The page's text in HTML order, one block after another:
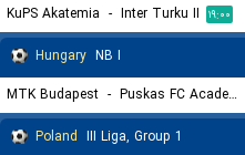
KuPS Akatemia - Inter Turku II ۱۹:۰۰
Hungary NB I
MTK Budapest - Puskas FC Academy
Poland III Liga, Group 1